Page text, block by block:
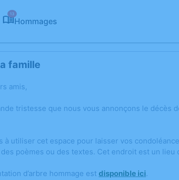
13
Hommages
famille
amis,
tristesse que nous vous annonçons le décès
à utiliser cet espace pour laisser vos
poèmes ou des textes. Cet endroit est un
d’arbre hommage est disponible ici.